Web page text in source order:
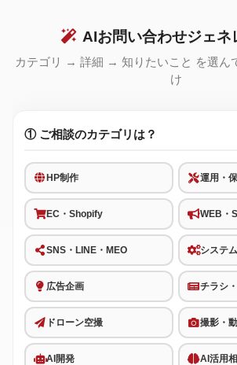
AIお問い合わせジェネ
カテゴリ → 詳細 → 知りたいこと を選ん
け
① ご相談のカテゴリは？
HP制作 運用・
EC・Shopify WEB・
SNS・LINE・MEO システ
広告企画 チラシ
ドローン空撮 撮影・
AI開発 AI活用